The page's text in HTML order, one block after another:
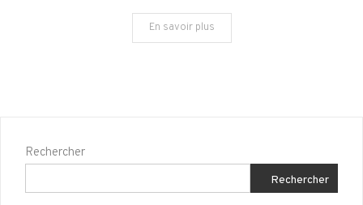
En savoir plus
Rechercher
Rechercher